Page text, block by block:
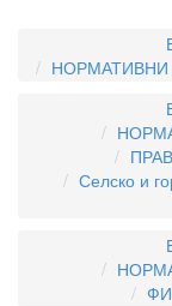
НОРМАТИВНИ
Селско и